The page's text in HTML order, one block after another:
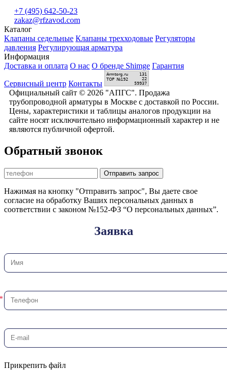
+7 (495) 642-50-23
zakaz@rfzavod.com
Каталог
Клапаны седельные Клапаны трехходовые Регуляторы
давления Регулирующая арматура
Информация
Доставка и оплата О нас О бренде Shimge Гарантия
Сервисный центр Контакты
Официальный сайт © 2026 "АПГС". Продажа
трубопроводной арматуры в Москве с доставкой по России.
Цены, характеристики и таблицы аналогов продукции на
сайте носят исключительно информационный характер и не
являются публичной офертой.
Обратный звонок
Отправить запрос
Нажимая на кнопку "Отправить запрос", Вы даете свое
согласие на обработку Ваших персональных данных в
соответствии с законом №152-ФЗ “О персональных данных”.
Заявка
Прикрепить файл